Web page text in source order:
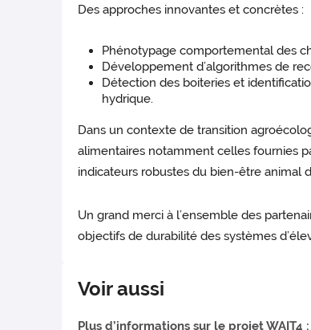
Des approches innovantes et concrètes :
Phénotypage comportemental des
Développement d’algorithmes de
Détection des boiteries et
hydrique.
Dans un contexte de transition
alimentaires notamment celles fournies
indicateurs robustes du bien-être animal
Un grand merci à l’ensemble des
objectifs de durabilité des systèmes
Voir aussi
Plus d’informations sur le projet WAIT4